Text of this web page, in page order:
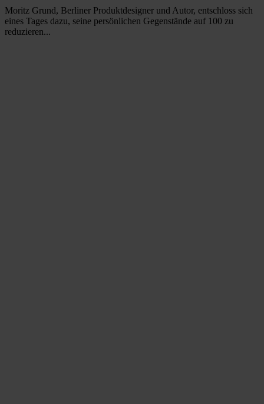
Moritz Grund, Berliner Produktdesigner und Autor, entschloss sich
eines Tages dazu, seine persönlichen Gegenstände auf 100 zu
reduzieren...